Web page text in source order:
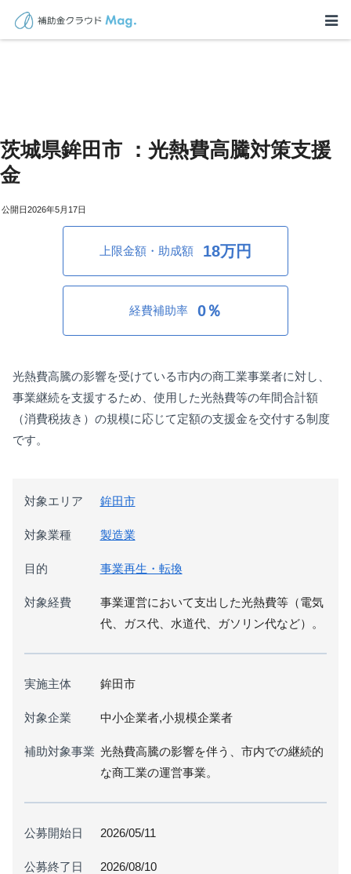
茨城県鉾田市 ：光熱費高騰対策支援
金
2026年5月17日
上限金額・助成額 18万円
経費補助率 0％
光熱費高騰の影響を受けている市内の商工業事業者に対し、
事業継続を支援するため、使用した光熱費等の年間合計額
（消費税抜き）の規模に応じて定額の支援金を交付する制度
です。
対象エリア 鉾田市
対象業種 製造業
目的 事業再生・転換
対象経費
事業運営において支出した光熱費等（電気
代、ガス代、水道代、ガソリン代など）。
実施主体 鉾田市
対象企業 中小企業者,小規模企業者
補助対象事業 光熱費高騰の影響を伴う、市内での継続的
な商工業の運営事業。
公募開始日 2026/05/11
公募終了日 2026/08/10